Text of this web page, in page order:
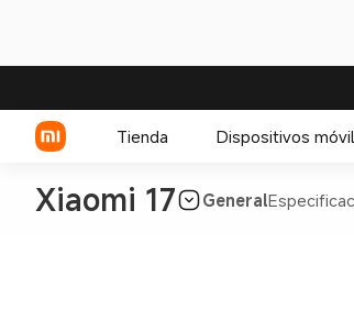
Tienda Dispositivos
Xiaomi 17 General